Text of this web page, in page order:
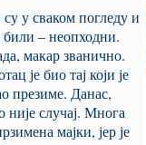
су у сваком погледу и
били – неопходни.
макар званично.
је био тај који је
презиме. Данас,
није случај. Многа
мајки, јер је